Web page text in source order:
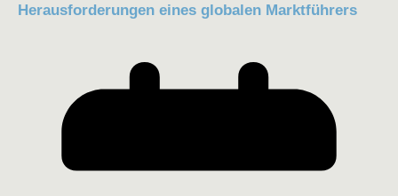
Herausforderungen eines globalen Marktführers